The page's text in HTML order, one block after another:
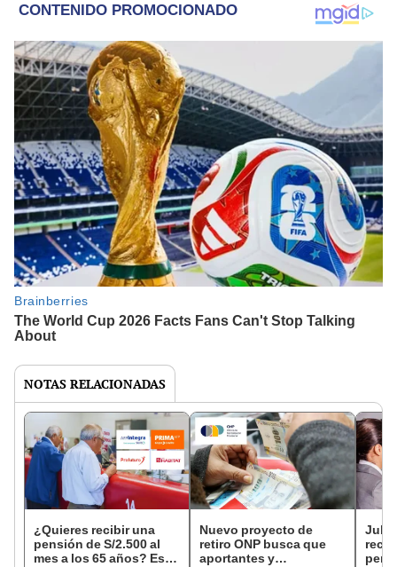
NOTAS RELACIONADAS
¿Quieres recibir una
pensión de S/2.500 al
mes a los 65 años? Este
Nuevo proyecto de
retiro ONP busca que
aportantes y